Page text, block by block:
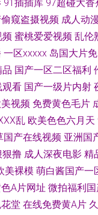
午夜私人影院 日本高请黄色
久蜜芽影视 少妇人妻超碰在
级片网卡 伊人精品福利 91
AV 大香蕉伊人视频网 久草
院色 91蜜桃黄 传媒福利导
在线 91午夜剧场 a片另类首
91插插库 97超碰大香
窥盗摄视频 成人动
频 蜜桃爱爱视频 乱伦
一区xxxxx 岛国大片
品 国产一区二区福利
观看 国产一级片内射
视频 免费黄色毛片
乱 欧美色色六月天
国产在线视频 亚洲国
狠撸 成人深夜电影 精
美裸模 萌白酱国产一
A片网址 微拍福利
堂 在线免费黄A片